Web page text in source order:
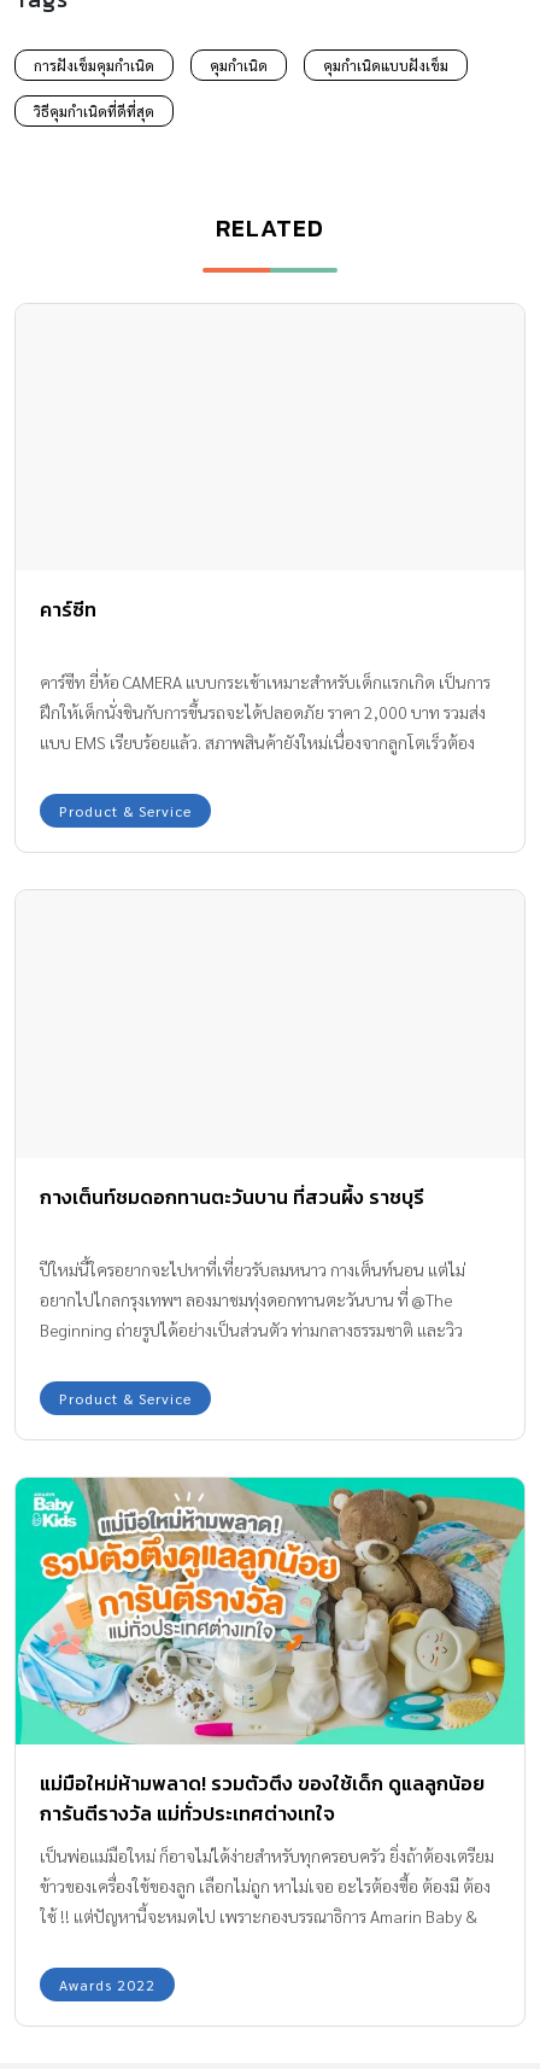
การฝังเข็มคุมกำเนิด คุมกำเนิด คุมกำเนิดแบบฝังเข็ม
วิธีคุมกำเนิดที่ดีที่สุด
RELATED
คาร์ซีท
คาร์ซีท ยี่ห้อ CAMERA แบบกระเช้าเหมาะสำหรับเด็กแรกเกิด เป็นการ
ฝึกให้เด็กนั่งชินกับการขึ้นรถจะได้ปลอดภัย ราคา 2,000 บาท รวมส่ง
แบบ EMS เรียบร้อยแล้ว. สภาพสินค้ายังใหม่เนื่องจากลูกโตเร็วต้อง
📞081-9976194
Product & Service
กางเต็นท์ชมดอกทานตะวันบาน ที่สวนผึ้ง ราชบุรี
ปีใหม่นี้ใครอยากจะไปหาที่เที่ยวรับลมหนาว กางเต็นท์นอน แต่ไม่
อยากไปไกลกรุงเทพฯ ลองมาชมทุ่งดอกทานตะวันบาน ที่ @The
Beginning ถ่ายรูปได้อย่างเป็นส่วนตัว ท่ามกลางธรรมชาติ และวิว
Product & Service
แม่มือใหม่ห้ามพลาด! รวมตัวตึง ของใช้เด็ก ดูแลลูกน้อย
การันตีรางวัล แม่ทั่วประเทศต่างเทใจ
เป็นพ่อแม่มือใหม่ ก็อาจไม่ได้ง่ายสำหรับทุกครอบครัว ยิ่งถ้าต้องเตรียม
ข้าวของเครื่องใช้ของลูก เลือกไม่ถูก หาไม่เจอ อะไรต้องซื้อ ต้องมี ต้อง
ใช้ !! แต่ปัญหานี้จะหมดไป เพราะกองบรรณาธิการ Amarin Baby &
แบรนด์ดังที่ได้รางวัลการันตีคุณภาพให้คุณพ่อคุณแม่ได้ใช้กับลูกน้อย
กันอย่างสบายใจค่ะ 5 ตัวตึง ของใช้เด็ก สินค้าเด็ก ที่ต้องมีให้ลูกน้อย
Awards 2022